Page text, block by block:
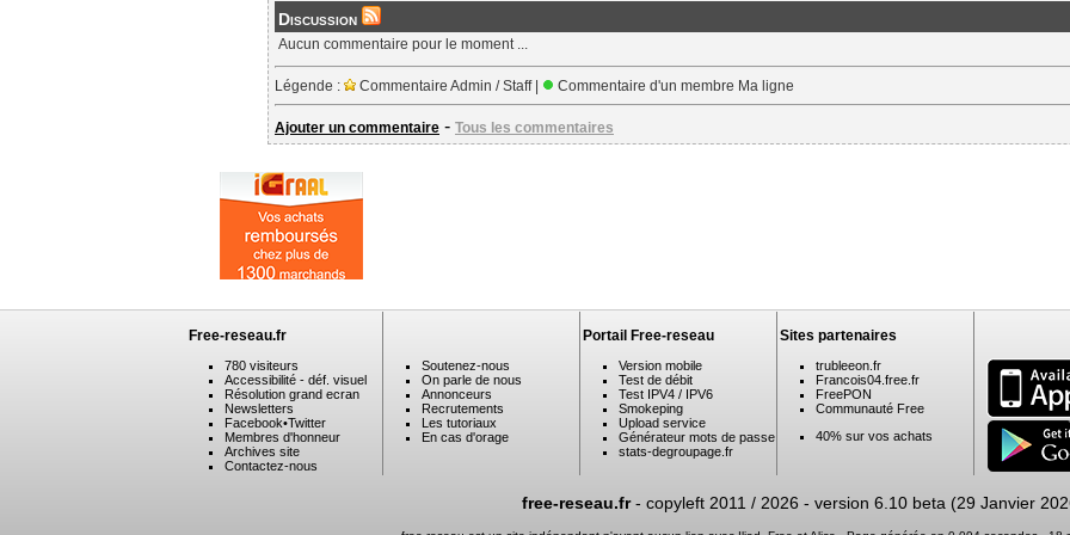
Discussion
Aucun commentaire pour le moment ...
Légende : Commentaire Admin / Staff | Commentaire d'un membre Ma ligne
Ajouter un commentaire - Tous les commentaires
Free-reseau.fr
780 visiteurs
Accessibilité - déf. visuel
Résolution grand ecran
Newsletters
Facebook•Twitter
Membres d'honneur
Archives site
Contactez-nous
Soutenez-nous
On parle de nous
Annonceurs
Recrutements
Les tutoriaux
En cas d'orage
Portail Free-reseau
Version mobile
Test de débit
Test IPV4 / IPV6
Smokeping
Upload service
Générateur mots de passe
stats-degroupage.fr
Sites partenaires
trubleeon.fr
Francois04.free.fr
FreePON
Communauté Free
40% sur vos achats
free-reseau.fr- copyleft 2011 / 2026 - version 6.10 beta (29 Janvier